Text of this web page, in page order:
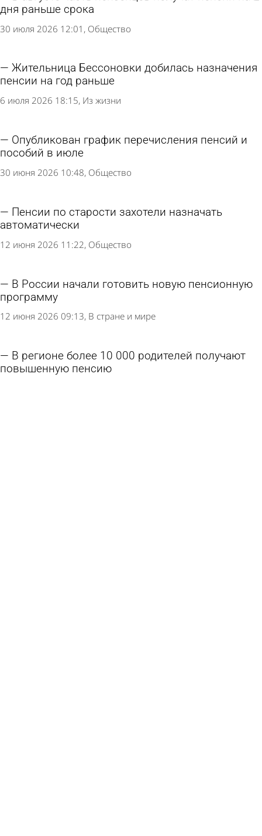
дня раньше срока
30 июля 2026 12:01 Общество
Жительница Бессоновки добилась назначения
пенсии на год раньше
6 июля 2026 18:15 Из жизни
Опубликован график перечисления пенсий и
пособий в июле
30 июня 2026 10:48 Общество
Пенсии по старости захотели назначать
автоматически
12 июня 2026 11:22 Общество
В России начали готовить новую пенсионную
программу
12 июня 2026 09:13 В стране и мире
В регионе более 10 000 родителей получают
повышенную пенсию